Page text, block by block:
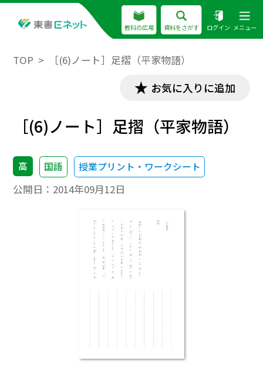
教科の広場 資料をさがす ログイン メニュー
TOP ［(6)ノート］足摺（平家物語）
お気に入りに追加
［(6)ノート］足摺（平家物語）
高 国語 授業プリント・ワークシート
公開日： 2014年09月12日